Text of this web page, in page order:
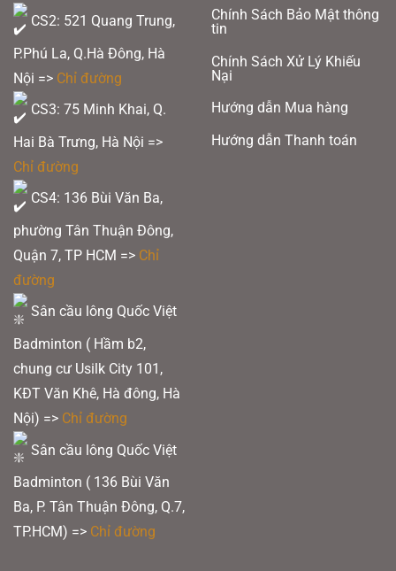
CS2: 521 Quang Trung,
P.Phú La, Q.Hà Đông, Hà
Nội => Chỉ đường
CS3: 75 Minh Khai, Q.
Hai Bà Trưng, Hà Nội =>
Chỉ đường
CS4: 136 Bùi Văn Ba,
phường Tân Thuận Đông,
Quận 7, TP HCM => Chỉ
đường
Sân cầu lông Quốc Việt
Badminton ( Hầm b2,
chung cư Usilk City 101,
KĐT Văn Khê, Hà đông, Hà
Nội) => Chỉ đường
Sân cầu lông Quốc Việt
Badminton ( 136 Bùi Văn
Ba, P. Tân Thuận Đông, Q.7,
TP.HCM) => Chỉ đường
Chính Sách Bảo Mật thông
tin
Chính Sách Xử Lý Khiếu
Nại
Hướng dẫn Mua hàng
Hướng dẫn Thanh toán